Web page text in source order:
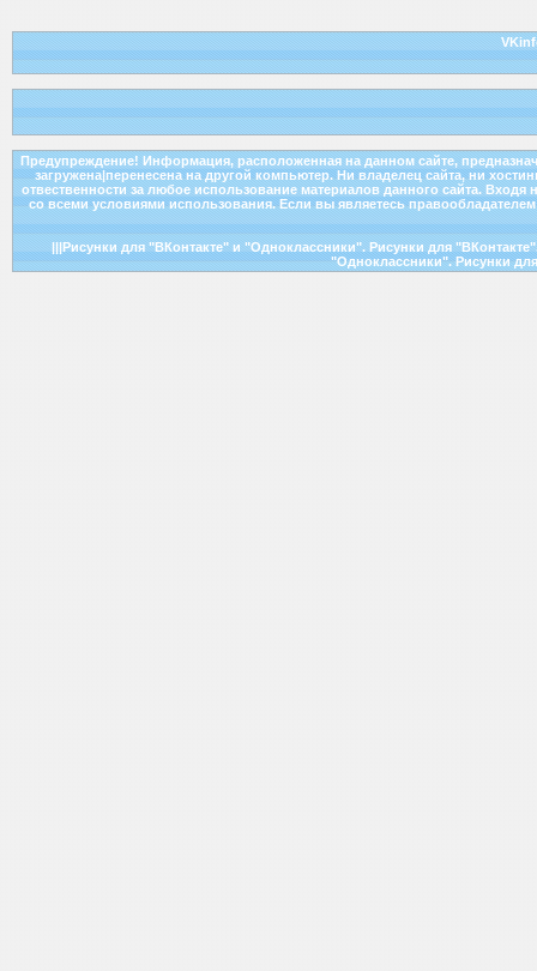
Предупреждение! Информация, расположенная на данном сайте,
загружена|перенесена на другой компьютер. Ни владелец сайта, ни
отвественности за любое использование материалов данного сайта.
со всеми условиями использования. Если вы являетесь
|||Рисунки для "ВКонтакте" и "Одноклассники". Рисунки для
"Одноклассники". Рисунки